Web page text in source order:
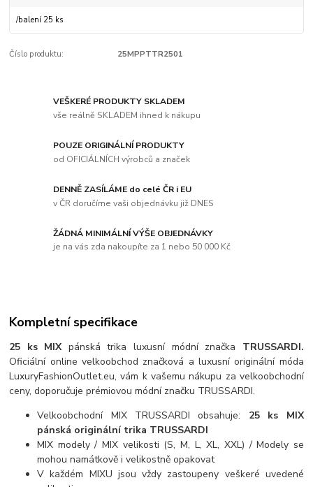
/balení 25 ks
Číslo produktu: 25MPPTTR2501
VEŠKERÉ PRODUKTY SKLADEM
vše reálně SKLADEM ihned k nákupu
POUZE ORIGINÁLNÍ PRODUKTY
od OFICIÁLNÍCH výrobců a značek
DENNĚ ZASÍLÁME do celé ČR i EU
v ČR doručíme vaši objednávku již DNES
ŽÁDNÁ MINIMÁLNÍ VÝŠE OBJEDNÁVKY
je na vás zda nakoupíte za 1 nebo 50 000 Kč
Kompletní specifikace
25 ks MIXpánská trika luxusní módní značka TRUSSARDI.
Oficiální online velkoobchod značková a luxusní originální móda
LuxuryFashionOutlet.eu, vám k vašemu nákupu za velkoobchodní
ceny, doporučuje prémiovou módní značku TRUSSARDI.
Velkoobchodní MIX TRUSSARDI obsahuje: 25 ks MIX
pánská originální trika TRUSSARDI
MIX modely / MIX velikosti (S, M, L, XL, XXL) / Modely se
mohou namátkově i velikostně opakovat
V každém MIXU jsou vždy zastoupeny veškeré uvedené